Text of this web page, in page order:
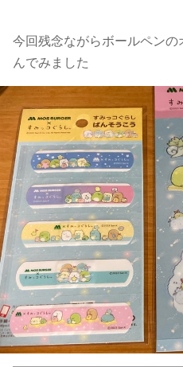
今回残念ながらボールペン
んでみました